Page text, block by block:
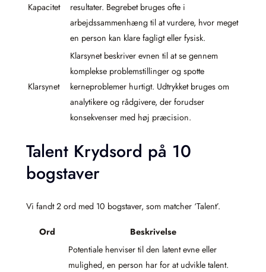
Kapacitet
resultater. Begrebet bruges ofte i
arbejdssammenhæng til at vurdere, hvor meget
en person kan klare fagligt eller fysisk.
Klarsynet
Klarsynet beskriver evnen til at se gennem
komplekse problemstillinger og spotte
kerneproblemer hurtigt. Udtrykket bruges om
analytikere og rådgivere, der forudser
konsekvenser med høj præcision.
Talent Krydsord på 10
bogstaver
Vi fandt 2 ord med 10 bogstaver, som matcher ‘Talent’.
Ord Beskrivelse
Potentiale henviser til den latent evne eller
mulighed, en person har for at udvikle talent.